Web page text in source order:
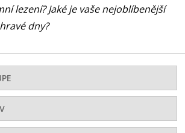
lezení? Jaké je vaše nejoblíbenější
dny?